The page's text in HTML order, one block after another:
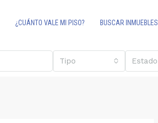
¿CUÁNTO VALE MI PISO? BUSCAR INMUEBLES
Tipo Estado